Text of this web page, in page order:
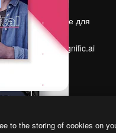
контент
Помещение для
прессы
Ищете magnific.ai
to the storing of cookies on